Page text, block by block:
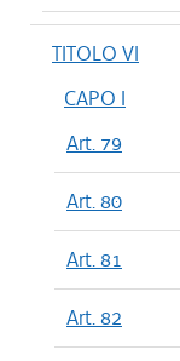
TITOLO VI
CAPO I
Art. 79
Art. 80
Art. 81
Art. 82